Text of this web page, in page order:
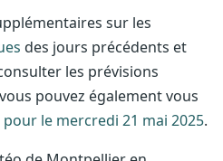
sur les
des jours précédents et
les prévisions
pouvez également vous
le mercredi 21 mai 2025.